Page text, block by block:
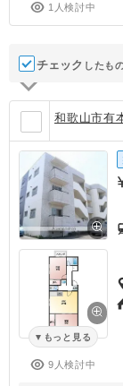
1人検討中
チェック したも
和歌山市有
もっと見る
9人検討中